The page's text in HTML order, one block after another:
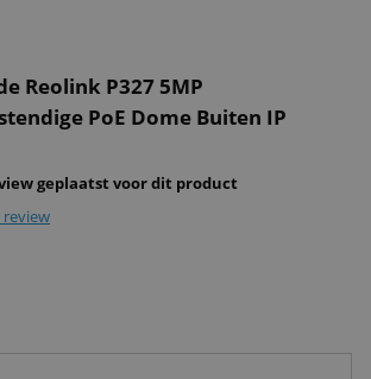
Reolink P327 5MP
PoE Dome Buiten IP
geplaatst voor dit product
review